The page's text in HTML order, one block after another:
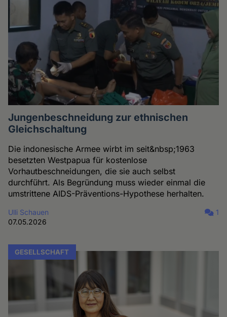
Jungenbeschneidung zur ethnischen
Gleichschaltung
Die indonesische Armee wirbt im seit&nbsp;1963
besetzten Westpapua für kostenlose
Vorhautbeschneidungen, die sie auch selbst
durchführt. Als Begründung muss wieder einmal die
umstrittene AIDS-Präventions-Hypothese herhalten.
Ulli Schauen
07.05.2026
1
GESELLSCHAFT